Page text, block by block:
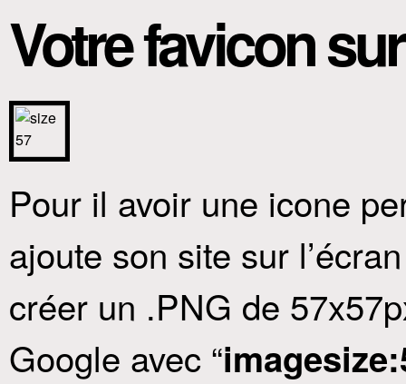
Votre favicon
Pour il avoir une icone
ajoute son site sur
créer un .PNG de
Google avec “